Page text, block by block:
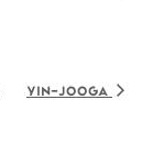
Yin-jooga